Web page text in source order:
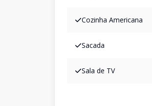
Cozinha Americana
Sacada
Sala de TV